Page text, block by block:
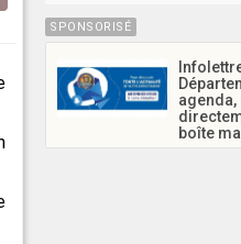
SPONSORISÉ
agenda,
boîte